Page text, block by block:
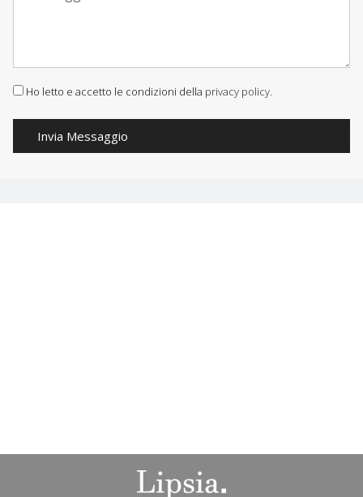
Ho letto e accetto le condizioni della privacy policy.
Invia Messaggio